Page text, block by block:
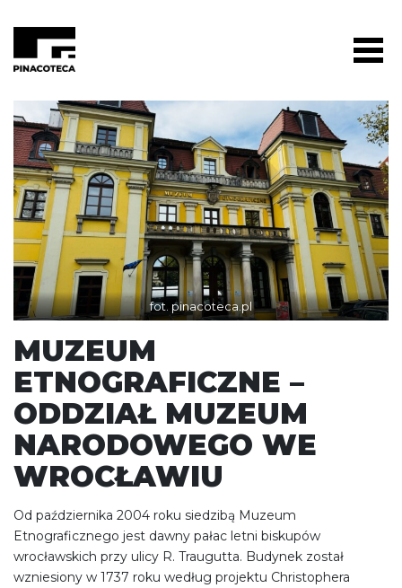
fot. pinacoteca.pl
MUZEUM
ETNOGRAFICZNE –
ODDZIAŁ MUZEUM
NARODOWEGO WE
WROCŁAWIU
Od października 2004 roku siedzibą Muzeum
Etnograficznego jest dawny pałac letni biskupów
wrocławskich przy ulicy R. Traugutta. Budynek został
wzniesiony w 1737 roku według projektu Christophera